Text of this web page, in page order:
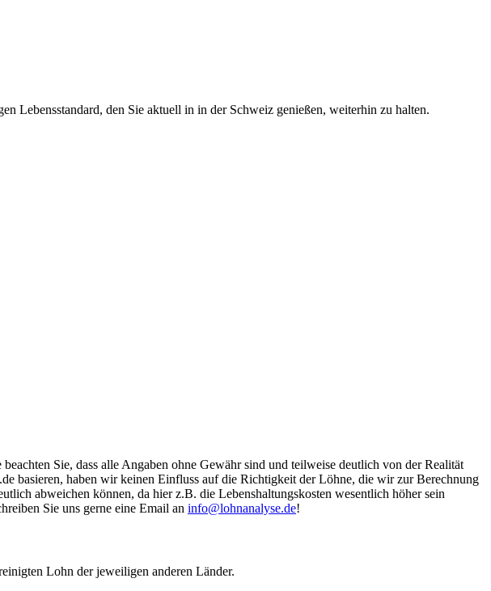
Lebensstandard, den Sie aktuell in in der Schweiz genießen, weiterhin zu halten.
Sie, dass alle Angaben ohne Gewähr sind und teilweise deutlich von der Realität
basieren, haben wir keinen Einfluss auf die Richtigkeit der Löhne, die wir zur Berechnung
abweichen können, da hier z.B. die Lebenshaltungskosten wesentlich höher sein
Sie uns gerne eine Email an info@lohnanalyse.de!
Lohn der jeweiligen anderen Länder.